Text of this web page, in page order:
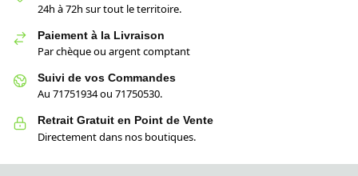
24h à 72h sur tout le territoire.
Paiement à la Livraison
Par chèque ou argent comptant
Suivi de vos Commandes
Au 71751934 ou 71750530.
Retrait Gratuit en Point de Vente
Directement dans nos boutiques.